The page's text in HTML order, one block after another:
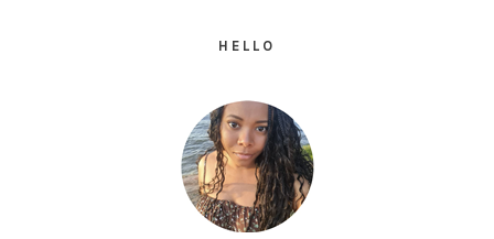
HELLO